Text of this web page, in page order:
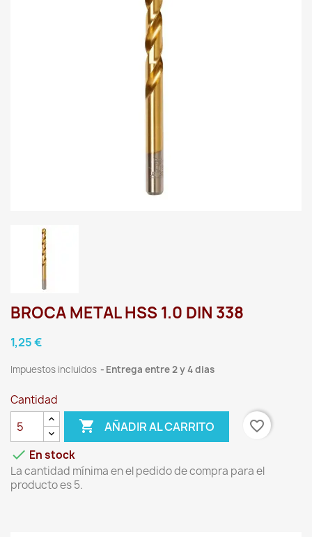
BROCA METAL HSS 1.0 DIN 338
1,25 €
Impuestos incluidos Entrega entre 2 y 4 dias
Cantidad
 AÑADIR AL CARRITO
favorite_border
 En stock
La cantidad mínima en el pedido de compra para el
producto es 5.